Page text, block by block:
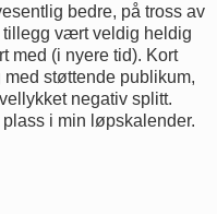
bedre, på tross av
tillegg vært veldig heldig
med (i nyere tid). Kort
støttende publikum,
negativ splitt.
i min løpskalender.